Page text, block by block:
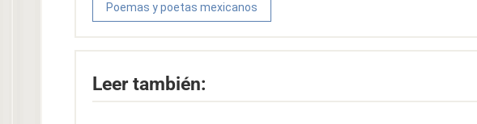
Poemas y poetas mexicanos
Leer también: